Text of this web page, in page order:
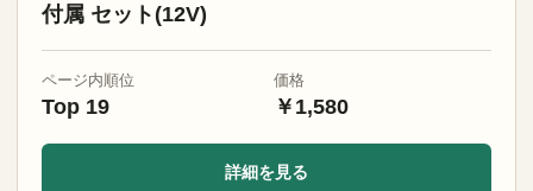
付属 セット(12V)
ページ内順位
Top 19
価格
￥1,580
詳細を見る